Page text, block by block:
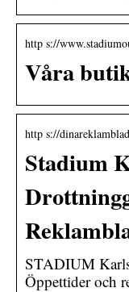
http s://
Våra
http s://
Stadium
STADIUM
Öppettider och